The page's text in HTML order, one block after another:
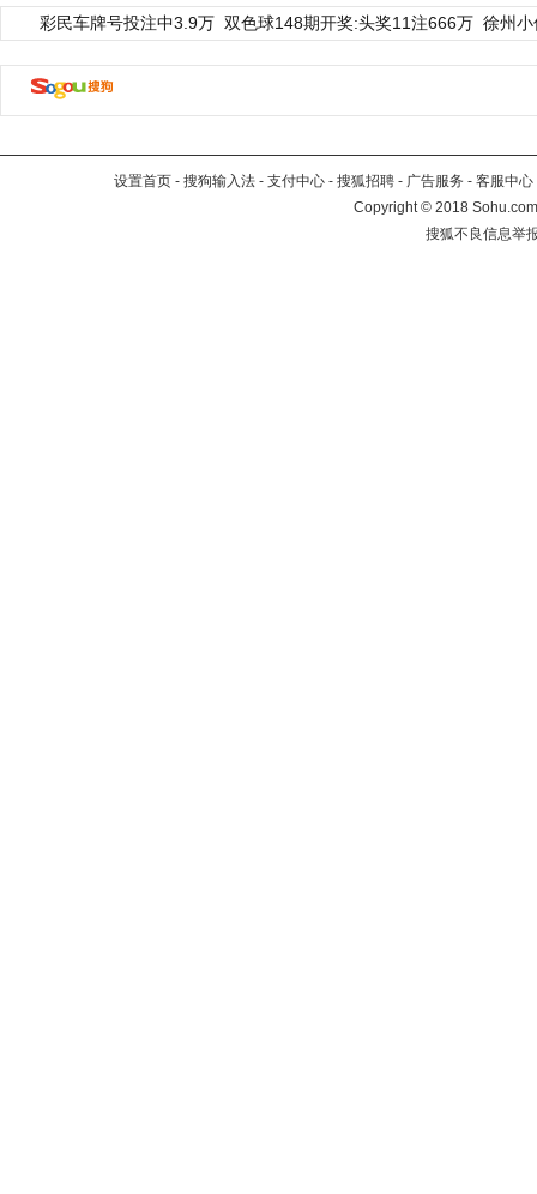
彩民车牌号投注中3.9万 双色球148期开奖:头奖11注666万 徐州
设置首页 - 搜狗输入法 - 支付中心 - 搜狐招聘 - 广告服务 - 客服中心
Copyright©2018
搜狐不良信息举